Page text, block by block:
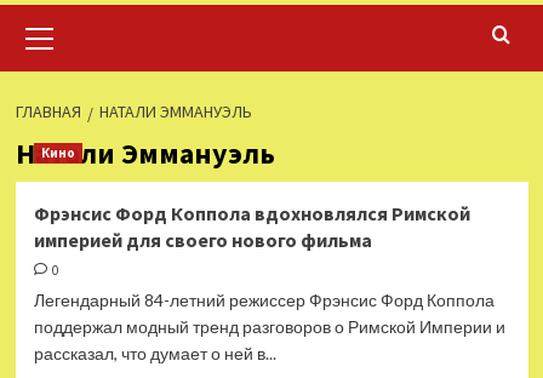
меню
ГЛАВНАЯ НАТАЛИ ЭММАНУЭЛЬ
Натали Эммануэль
Кино
Фрэнсис Форд Коппола вдохновлялся Римской
империей для своего нового фильма
0
Легендарный 84-летний режиссер Фрэнсис Форд Коппола
поддержал модный тренд разговоров о Римской Империи и
рассказал, что думает о ней в...